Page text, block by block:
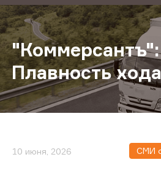
"Коммерсантъ":
Плавность хода
10 июня, 2026 СМИ